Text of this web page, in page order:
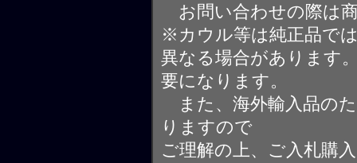
お問い合わせの際は
※カウル等は純正品で
異なる場合があります
要になります。
また、海外輸入品の
りますので
ご理解の上、ご入札購